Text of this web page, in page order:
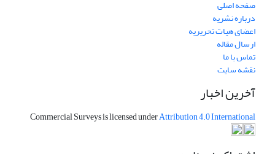
صفحه اصلی
درباره نشریه
اعضای هیات تحریریه
ارسال مقاله
تماس با ما
نقشه سایت
آخرین اخبار
Commercial Surveys is licensed underAttribution 4.0 International